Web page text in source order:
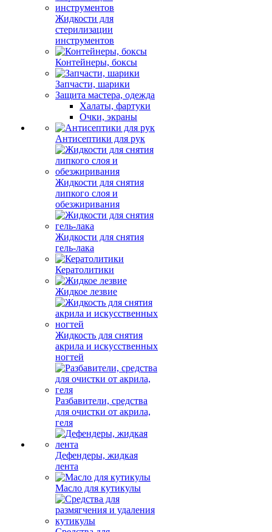
Жидкости для
стерилизации
инструментов
Контейнеры, боксы
Запчасти, шарики
Защита мастера, одежда
Халаты, фартуки
Очки, экраны
Антисептики для рук
Жидкости для снятия
липкого слоя и
обезжиривания
Жидкости для снятия
гель-лака
Кератолитики
Жидкое лезвие
Жидкость для снятия
акрила и искусственных
ногтей
Разбавители, средства
для очистки от акрила,
геля
Дефендеры, жидкая
лента
Масло для кутикулы